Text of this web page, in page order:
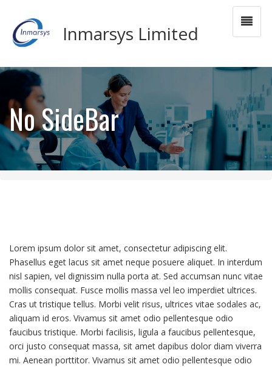
Inmarsys Limited
No SideBar
Lorem ipsum dolor sit amet, consectetur adipiscing elit.
Phasellus eget lacus sit amet neque posuere aliquet. In interdum
nisl sapien, vel dignissim nulla porta at. Sed accumsan nunc vitae
mollis consequat. Fusce mollis massa vel leo imperdiet ultrices.
Cras ut tristique tellus. Morbi velit risus, ultrices vitae sodales ac,
aliquam id eros. Vivamus sit amet odio pellentesque odio
faucibus tristique. Morbi facilisis, ligula a faucibus pellentesque,
orci justo consequat massa, sit amet dapibus dolor diam viverra
mi. Aenean porttitor. Vivamus sit amet odio pellentesque odio